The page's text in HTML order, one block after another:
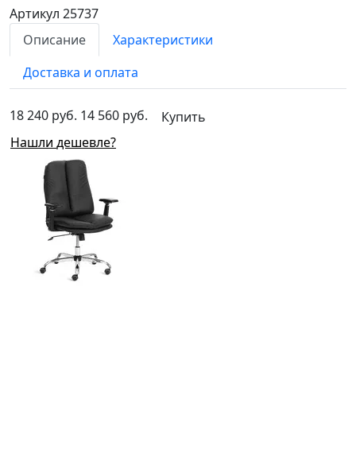
Артикул 25737
Описание
Характеристики
Доставка и оплата
18 240 руб. 14 560 руб.
Купить
Нашли дешевле?